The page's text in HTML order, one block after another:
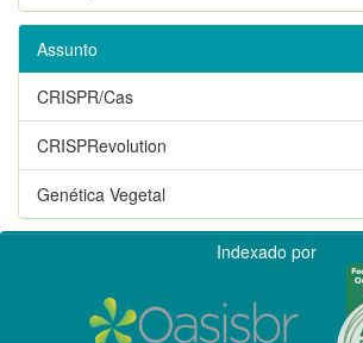
Assunto
CRISPR/Cas
CRISPRevolution
Genética Vegetal
Indexado por